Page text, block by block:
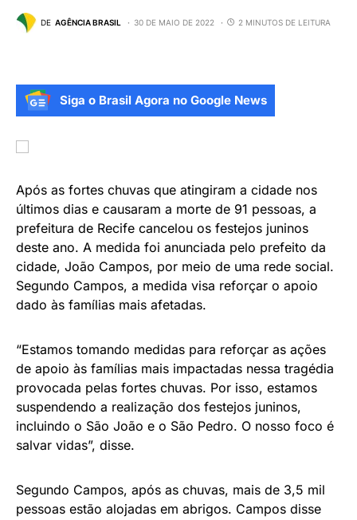
DE AGÊNCIA BRASIL 30 DE MAIO DE 2022 2 MINUTOS DE LEITURA
Siga o Brasil Agora no Google News
Após as fortes chuvas que atingiram a cidade nos
últimos dias e causaram a morte de 91 pessoas, a
prefeitura de Recife cancelou os festejos juninos
deste ano. A medida foi anunciada pelo prefeito da
cidade, João Campos, por meio de uma rede social.
Segundo Campos, a medida visa reforçar o apoio
dado às famílias mais afetadas.
“Estamos tomando medidas para reforçar as ações
de apoio às famílias mais impactadas nessa tragédia
provocada pelas fortes chuvas. Por isso, estamos
suspendendo a realização dos festejos juninos,
incluindo o São João e o São Pedro. O nosso foco é
salvar vidas”, disse.
Segundo Campos, após as chuvas, mais de 3,5 mil
pessoas estão alojadas em abrigos. Campos disse